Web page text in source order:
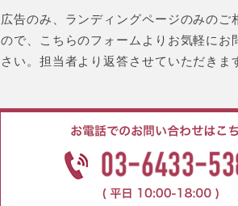
広告のみ、ランディングページのみのご
ので、こちらのフォームよりお気軽にお
さい。担当者より返答させていただきま